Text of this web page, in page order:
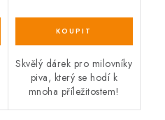
Skvělý dárek pro milovníky
piva, který se hodí k
mnoha příležitostem!